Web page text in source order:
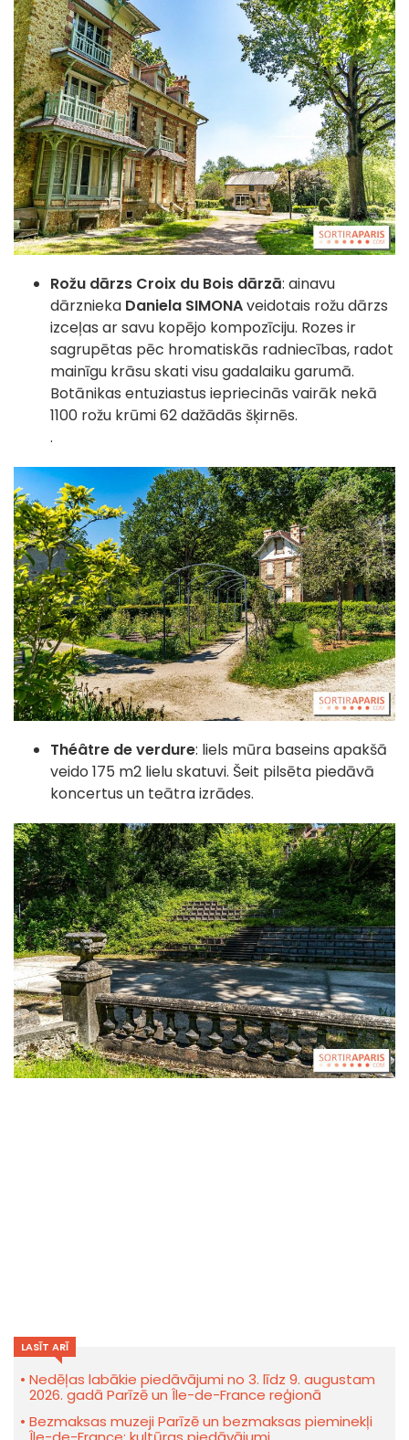
Rožu dārzs Croix du Bois dārzā: ainavu
dārznieka Daniela SIMONAveidotais rožu dārzs
izceļas ar savu kopējo kompozīciju. Rozes ir
sagrupētas pēc hromatiskās radniecības, radot
mainīgu krāsu skati visu gadalaiku garumā.
Botānikas entuziastus iepriecinās vairāk nekā
1100 rožu krūmi 62 dažādās šķirnēs.
.
Théâtre de verdure: liels mūra baseins apakšā
veido 175 m2 lielu skatuvi. Šeit pilsēta piedāvā
koncertus un teātra izrādes.
LASĪT ARĪ
Nedēļas labākie piedāvājumi no 3. līdz 9. augustam
2026. gadā Parīzē un Île-de-France reģionā
Bezmaksas muzeji Parīzē un bezmaksas pieminekļi